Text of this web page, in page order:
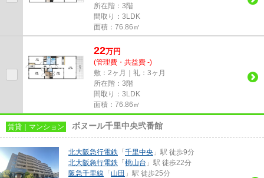
所在階：3階
間取り：3LDK
面積：76.86㎡
22万円
(管理費・共益費 -)
敷：2ヶ月｜礼：3ヶ月
所在階：3階
間取り：3LDK
面積：76.86㎡
賃貸｜マンション ボヌール千里中央弐番館
北大阪急行電鉄 「 千里中央 」駅 徒歩9分
北大阪急行電鉄 「 桃山台 」駅 徒歩22分
阪急千里線 「 山田 」駅 徒歩25分